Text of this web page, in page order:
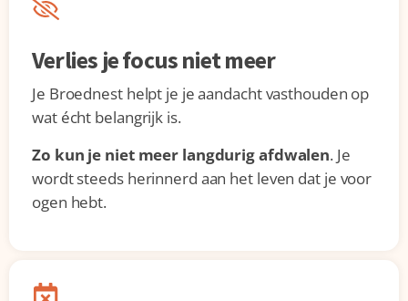
Verlies je focus niet meer
Je Broednest helpt je je aandacht vasthouden op
wat écht belangrijk is.
Zo kun je niet meer langdurig afdwalen. Je
wordt steeds herinnerd aan het leven dat je voor
ogen hebt.